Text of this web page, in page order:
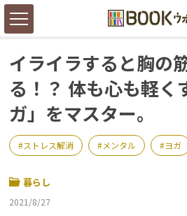
イライラすると胸の
る！？ 体も心も軽く
ガ」をマスター。
ストレス解消 メンタル ヨガ
暮らし
2021/8/27